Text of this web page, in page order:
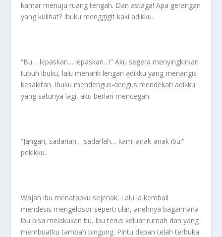
kamar menuju ruang tengah. Dan astaga! Apa gerangan
yang kulihat? Ibuku menggigit kaki adikku.
“Bu… lepaskan… lepaskan…!” Aku segera menyingkirkan
tubuh ibuku, lalu menarik lengan adikku yang menangis
kesakitan. Ibuku mendengus-dengus mendekati adikku
yang satunya lagi, aku berlari mencegah.
“Jangan, sadariah… sadarlah… kami anak-anak ibu!”
pekikku.
Wajah ibu menatapku sejenak. Lalu ia kembali
mendesis mengelosor seperti ular, anehnya bagaimana
ibu bisa melakukan itu. Ibu terus keluar rumah dan yang
membuatku tambah bingung. Pintu depan telah terbuka